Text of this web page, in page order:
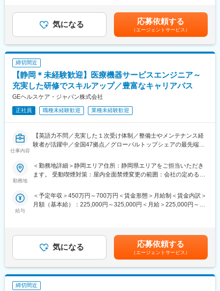
・技術検討計画書、報告書の作成など
＜このような活躍ができる方を期待します＞
・医薬品候補化合物のプロセス検討・生産技術検討に向け、努
常に納期を意識して取り組める方
・社内外の関係者に対し、積極的にコミュニケーションを取れ
る方＜このような方を歓迎致します＞
・テーマリーダー（原薬部分）として研究・開発を進められた
経験がある方
・新規技術の導入や他社との連携を積極的に実施する方
最先端の製品で、『最優』の成果をつくる。世界に存在感を示す
製薬会社になることが私たちのめざす未来です。日本・アメリ
レナフィン」を、現在はアジアを中心に海外展開しています。
実績：6ヶ月分） 賃金はあくまでも目安の金額であり、選考を通
じて上下する可能性があります。月給(月額)は固定手当を含めた表
記です。
気になる 応募依頼する
（エージェントサービス）
締切間近
【静岡＊未経験歓迎】医療機器サービスエンジニア～
充実した研修でスキルアップ／豊富なキャリアパス
GEヘルスケア・ジャパン株式会社
正社員 職種未経験歓迎 業種未経験歓迎
仕事内容
【英語力不問／充実した１次受け体制／整備士やメンテナンス経
験者が活躍中／全国47拠点／グローバルトップシェアの最先端医
■業務内容：
医療画像診断装置（CT,MRI）、超音波診断装置や麻酔器
・医療装置の保守 修理、点検等メンテナンス
・機器導入後の技術支援や購入前後のサポート
い。
■就業環境：年間を通しての残業時間は平均して30～40時間とな
っており、夜間の対応につきましては月1, 2回のペースです。一次
対応はコールセンターが行い、現場での対応が必要な場合のみ、
夜間出勤をします。夜間・休日の出勤はスキルを備えられたこと
が確認できたのちに入ることになりますので、新人の内から対応
勤務地
＜勤務地詳細＞静岡エリア住所：静岡県エリアをご担当いただき
ます。 受動喫煙対策：屋内全面禁煙変更の範囲：会社の定める事
給与
＜予定年収＞450万円～700万円＜賃金形態＞月給制＜賃金内訳＞
月額（基本給）：225,000円～325,000円＜月給＞225,000円～
までも目安の金額であり、選考を通じて上下する可能性がありま
す。賃金はあくまでも目安の金額であり、選考を通じて上下する
可能性があります。月給(月額)は固定手当を含めた表記です。
気になる 応募依頼する
（エージェントサービス）
締切間近